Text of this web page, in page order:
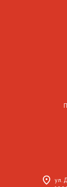
Боречко -
Еднакви
ул.